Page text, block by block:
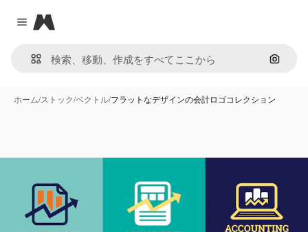
Close menu
Magnific
画像で
ホーム/ストック/ベクトル/フラットなデザインの会計ロゴコレクション